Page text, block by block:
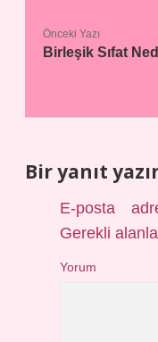
Önceki Yazı
Birleşik Sıfat
Bir yanıt
E-posta
Gerekli
Yorum